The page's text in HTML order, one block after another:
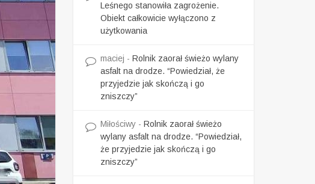
Leśnego stanowiła zagrożenie.
Obiekt całkowicie wyłączono z
użytkowania
maciej - Rolnik zaorał świeżo wylany
asfalt na drodze. “Powiedział, że
przyjedzie jak skończą i go
zniszczy”
Miłościwy - Rolnik zaorał świeżo
wylany asfalt na drodze. “Powiedział,
że przyjedzie jak skończą i go
zniszczy”